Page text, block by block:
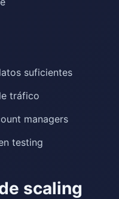
suficientes
tráfico
managers
testing
scaling